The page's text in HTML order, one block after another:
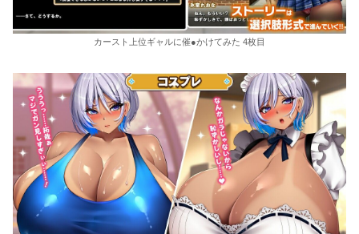
カースト上位ギャルに催●かけてみた 4枚目